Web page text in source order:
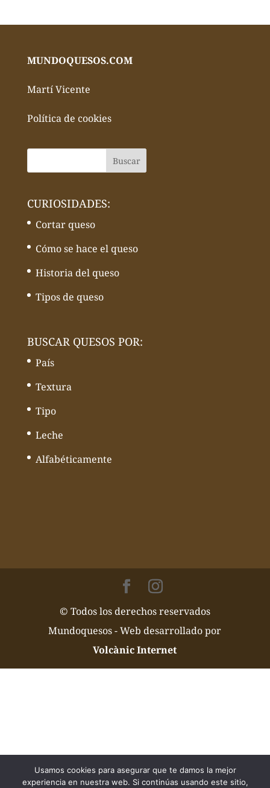
MUNDOQUESOS.COM
Martí Vicente
Política de cookies
CURIOSIDADES:
Cortar queso
Cómo se hace el queso
Historia del queso
Tipos de queso
BUSCAR QUESOS POR:
País
Textura
Tipo
Leche
Alfabéticamente
© Todos los derechos reservados
Mundoquesos - Web desarrollado por
Volcànic Internet
Usamos cookies para asegurar que te damos la mejor
experiencia en nuestra web. Si continúas usando este sitio,